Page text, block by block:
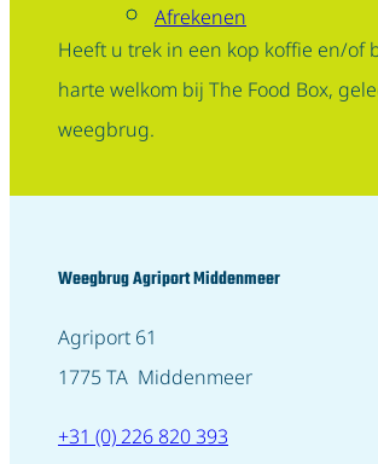
Afrekenen
Heeft u trek in een kop koffie en/of
harte welkom bij The Food Box,
weegbrug.
Weegbrug Agriport Middenmeer
Agriport 61
1775 TA Middenmeer
+31 (0) 226 820 393